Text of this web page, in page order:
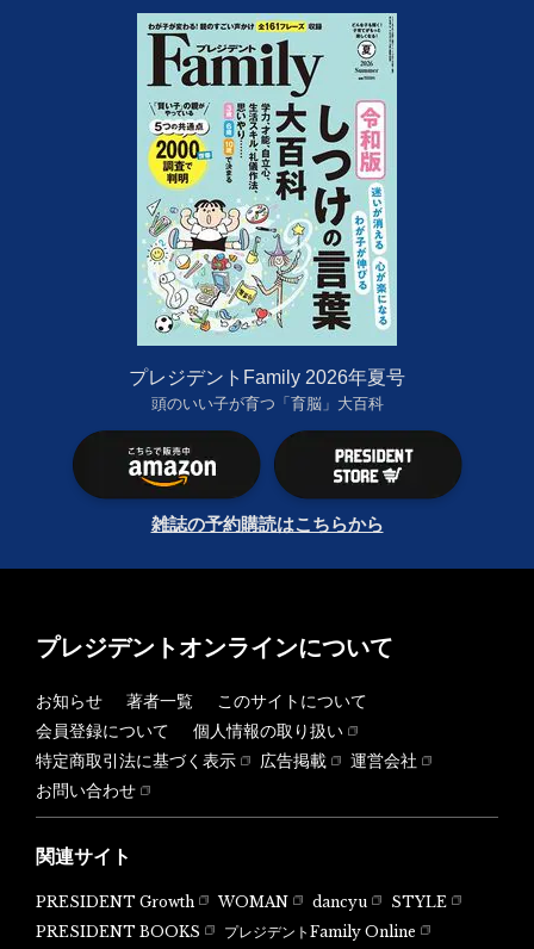
プレジデントFamily 2026年夏号
頭のいい子が育つ「育脳」大百科
雑誌の予約購読はこちらから
プレジデントオンラインについて
お知らせ 著者一覧
このサイトについて
会員登録について
個人情報の取り扱い
特定商取引法に基づく表示
広告掲載
運営会社
お問い合わせ
関連サイト
PRESIDENT Growth WOMAN dancyu
STYLE
PRESIDENT BOOKS
プレジデントFamily Online